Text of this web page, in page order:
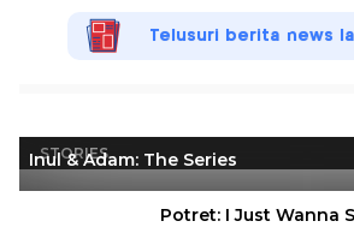
Telusuri berita news